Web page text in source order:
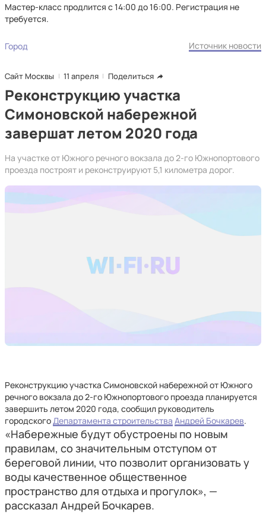
Мастер-класс продлится с 14:00 до 16:00. Регистрация не
требуется.
Город Источник новости
Сайт Москвы 11 апреля Поделиться
Реконструкцию участка
Симоновской набережной
завершат летом 2020 года
На участке от Южного речного вокзала до 2-го Южнопортового
проезда построят и реконструируют 5,1 километра дорог.
Реконструкцию участка Симоновской набережной от Южного
речного вокзала до 2-го Южнопортового проезда планируется
завершить летом 2020 года, сообщил руководитель
городскогоДепартамента строительства Андрей Бочкарев.
«Набережные будут обустроены по новым
правилам, со значительным отступом от
береговой линии, что позволит организовать у
воды качественное общественное
пространство для отдыха и прогулок», —
рассказал Андрей Бочкарев.